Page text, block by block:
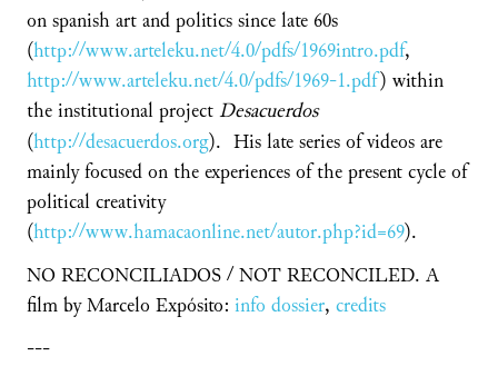
on spanish art and politics since late 60s
(http://www.arteleku.net/4.0/pdfs/1969intro.pdf,
http://www.arteleku.net/4.0/pdfs/1969-1.pdf) within
the institutional projectDesacuerdos
(http://desacuerdos.org). His late series of videos are
mainly focused on the experiences of the present cycle of
political creativity
(http://www.hamacaonline.net/autor.php?id=69).
NO RECONCILIADOS / NOT RECONCILED. A
film by Marcelo Expósito: info dossier, credits
---